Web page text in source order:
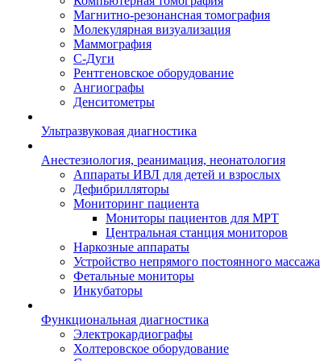
Магнитно-резонансная томография
Молекулярная визуализация
Маммография
С-Дуги
Рентгеновское оборудование
Ангиографы
Денситометры
Ультразвуковая диагностика
Анестезиология, реанимация, неонатология
Аппараты ИВЛ для детей и взрослых
Дефибрилляторы
Мониторинг пациента
Мониторы пациентов для МРТ
Центральная станция мониторов
Наркозные аппараты
Устройство непрямого постоянного массажа
Фетальные мониторы
Инкубаторы
Функциональная диагностика
Электрокардиографы
Холтеровское оборудование